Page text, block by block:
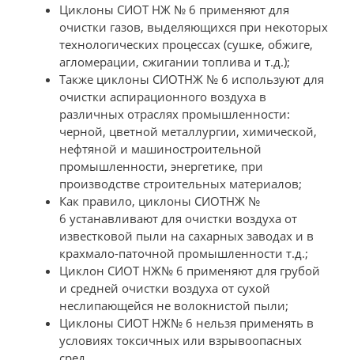
Циклоны СИОТ НЖ № 6 применяют для
очистки газов, выделяющихся при некоторых
технологических процессах (сушке, обжиге,
агломерации, сжигании топлива и т.д.);
Также циклоны СИОТНЖ № 6 используют для
очистки аспирационного воздуха в
различных отраслях промышленности:
черной, цветной металлургии, химической,
нефтяной и машиностроительной
промышленности, энергетике, при
производстве строительных материалов;
Как правило, циклоны СИОТНЖ №
6 устанавливают для очистки воздуха от
известковой пыли на сахарных заводах и в
крахмало-паточной промышленности т.д.;
Циклон СИОТ НЖ№ 6 применяют для грубой
и средней очистки воздуха от сухой
неслипающейся не волокнистой пыли;
Циклоны СИОТ НЖ№ 6 нельзя применять в
условиях токсичных или взрывоопасных